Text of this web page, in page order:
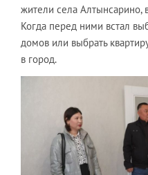
жители села Алтынсарино,
Когда перед ними встал
домов или выбрать
в город.